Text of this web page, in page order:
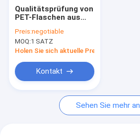
Qualitätsprüfung von
PET-Flaschen aus
von KI-Deep Learning
Machine Vision
Preis:negotiable
MOQ:1 SATZ
Holen Sie sich aktuelle Preis
Kontakt
Sehen Sie mehr an